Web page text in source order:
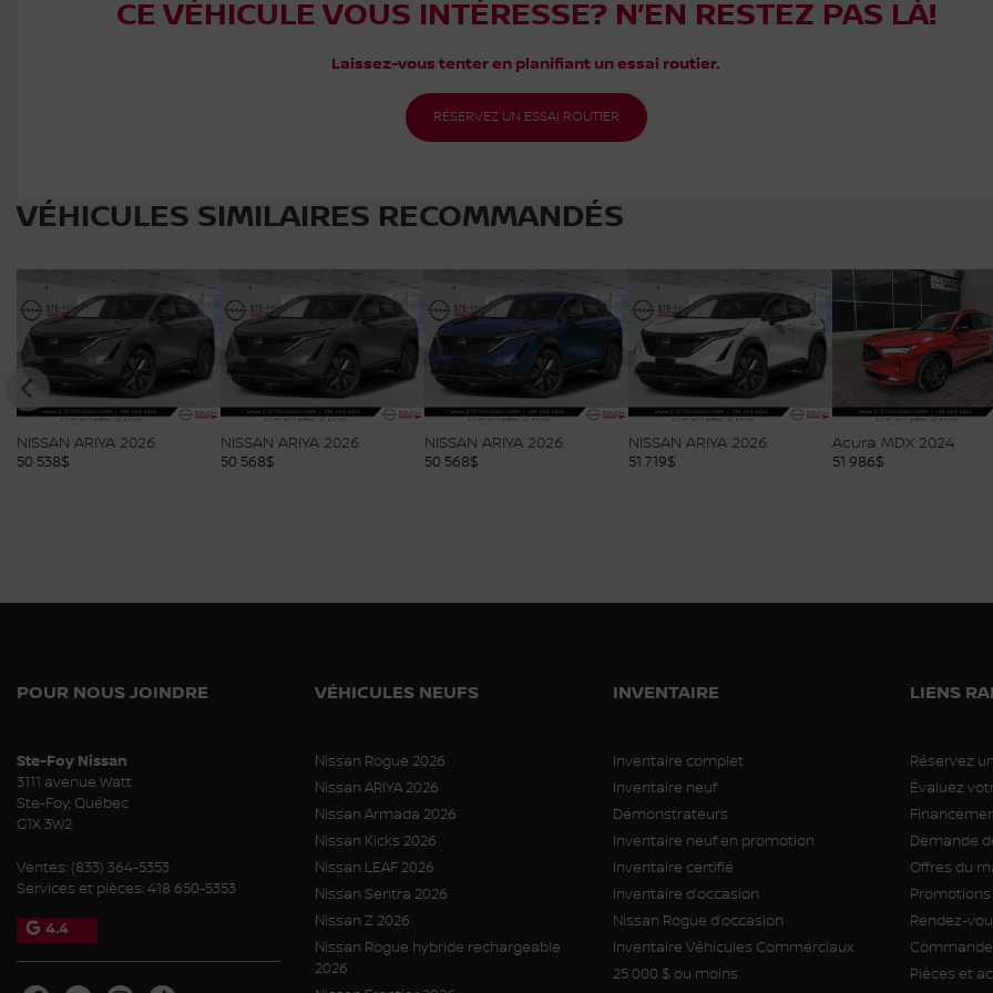
CE VÉHICULE VOUS INTÉRESSE? N’EN RESTEZ PAS LÀ!
Laissez-vous tenter en planifiant un essai routier.
RÉSERVEZ UN ESSAI ROUTIER
VÉHICULES SIMILAIRES RECOMMANDÉS
NISSAN ARIYA 2026
50 538$
NISSAN ARIYA 2026
50 568$
NISSAN ARIYA 2026
50 568$
NISSAN ARIYA 2026
51 719$
Acura MDX 2024
51 986$
POUR NOUS JOINDRE
Ste-Foy Nissan
3111 avenue Watt
Ste-Foy, Québec
G1X 3W2
Ventes: (833) 364-5353
Services et pièces:418 650-5353
4.4
VÉHICULES NEUFS
Nissan Rogue 2026
Nissan ARIYA 2026
Nissan Armada 2026
Nissan Kicks 2026
Nissan LEAF 2026
Nissan Sentra 2026
Nissan Z 2026
Nissan Rogue hybride rechargeable
2026
INVENTAIRE
Inventaire complet
Inventaire neuf
Démonstrateurs
Inventaire neuf en promotion
Inventaire certifié
Inventaire d’occasion
Nissan Rogue d’occasion
Inventaire Véhicules Commerciaux
25 000 $ ou moins
LIENS
Réservez
Évaluez
Demande
Offres du
Rendez-
Pièces et